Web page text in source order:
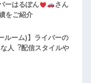
ーはるぽん
さん
をご紹介
ルーム)】ライバーの
人︖配信スタイルや